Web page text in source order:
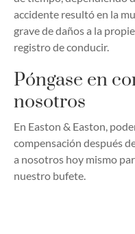
accidente resultó en la
grave de daños a la
registro de conducir.
Póngase en
nosotros
En Easton & Easton,
compensación después
a nosotros hoy mismo
nuestro bufete.